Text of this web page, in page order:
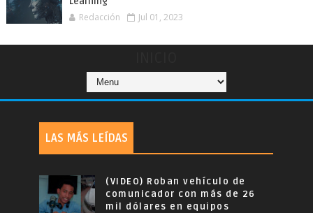
Redacción Jul 01, 2023
LAS MÁS LEÍDAS
(VIDEO) Roban vehículo de
comunicador con más de 26
mil dólares en equipos